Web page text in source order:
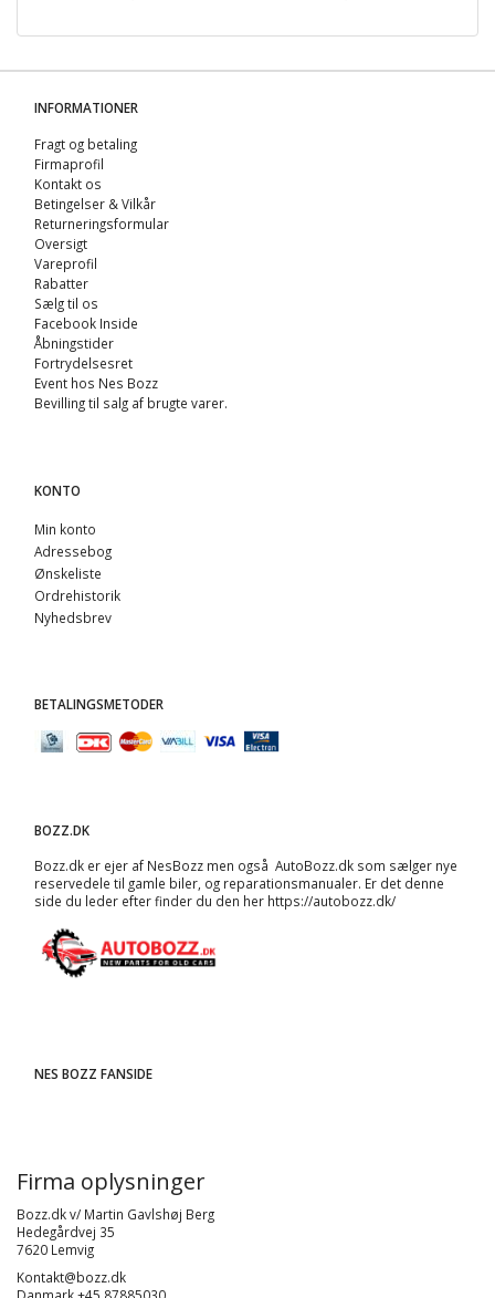
INFORMATIONER
Fragt og betaling
Firmaprofil
Kontakt os
Betingelser & Vilkår
Returneringsformular
Oversigt
Vareprofil
Rabatter
Sælg til os
Facebook Inside
Åbningstider
Fortrydelsesret
Event hos Nes Bozz
Bevilling til salg af brugte varer.
KONTO
Min konto
Adressebog
Ønskeliste
Ordrehistorik
Nyhedsbrev
BETALINGSMETODER
BOZZ.DK
Bozz.dk er ejer af NesBozz men også AutoBozz.dk som sælger nye
reservedele til gamle biler, og reparationsmanualer. Er det denne
side du leder efter finder du den her https://autobozz.dk/
NES BOZZ FANSIDE
Firma oplysninger
Bozz.dk v/ Martin Gavlshøj Berg
Hedegårdvej 35
7620 Lemvig
Kontakt@bozz.dk